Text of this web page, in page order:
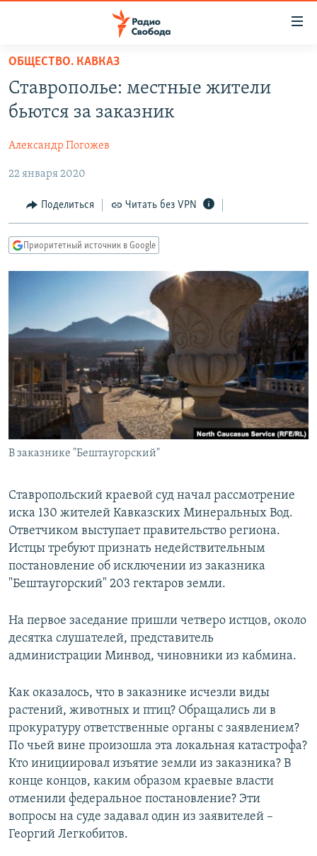
упрощенного
доступа
Вернуться
основному
Вернутся
главной
навигации
Вернутся
ПОДКАСТЫ
ЦИТАТЫ СВОБОДЫ
МНЕНИЯ
КУЛЬТУРА
IDEL.РЕАЛИИ
КАВКАЗ.РЕАЛИИ
РАСПИСАНИЕ ВЕЩАНИЯ
ПОДПИШИТЕСЬ НА РАССЫЛКУ
СОЦИАЛЬНЫЕ СЕТИ
Все сайты РСЕ/РС
ОБЩЕСТВО. КАВКАЗ
Ставрополье: местные жители
бьются за заказник
Александр Погожев
22 января 2020
Поделиться Читать без VPN
Приоритетный источник в Google
В заказнике "Бештаугорский"
Ставропольский краевой суд начал рассмотрение
иска 130 жителей Кавказских Минеральных Вод.
Ответчиком выступает правительство региона.
Истцы требуют признать недействительным
постановление об исключении из заказника
"Бештаугорский" 203 гектаров земли.
На первое заседание пришли четверо истцов, около
десятка слушателей, представитель
администрации Минвод, чиновники из кабмина.
Как оказалось, что в заказнике исчезли виды
растений, животных и птиц? Обращались ли в
прокуратуру ответственные органы с заявлением?
По чьей вине произошла эта локальная катастрофа?
Кто инициировал изъятие земли из заказника? В
конце концов, каким образом краевые власти
отменили федеральное постановление? Эти
вопросы на суде задавал один из заявителей –
Георгий Легкобитов.